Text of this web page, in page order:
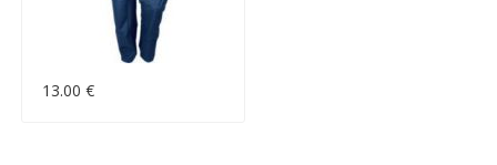
13.00 €